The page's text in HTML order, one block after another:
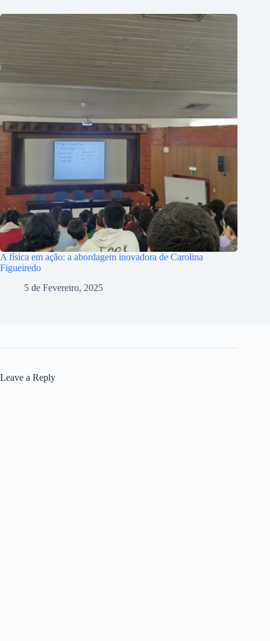
A física em ação: a abordagem inovadora de Carolina
Figueiredo
5 de Fevereiro, 2025
Leave a Reply